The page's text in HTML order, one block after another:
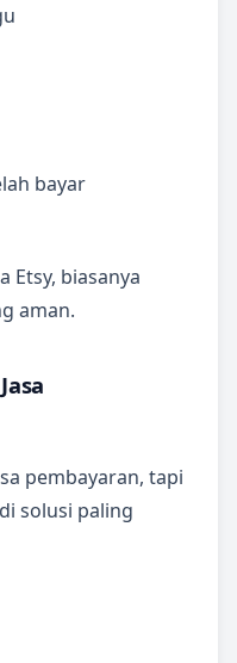
bayar
Etsy, biasanya
aman.
pembayaran, tapi
solusi paling